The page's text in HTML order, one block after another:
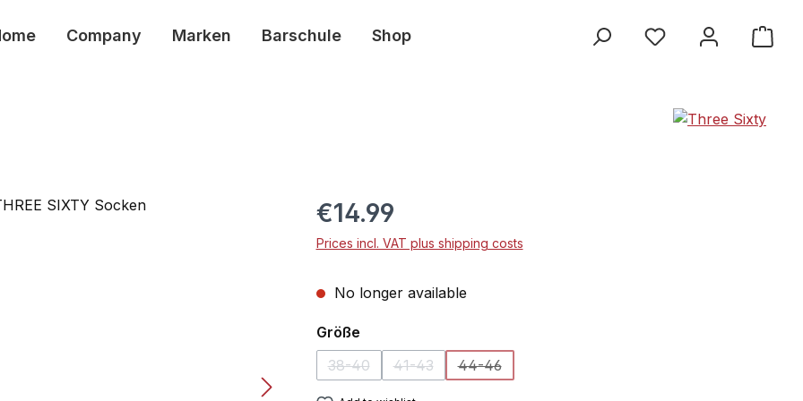
Company Marken Barschule Shop
€14.99
Prices incl. VAT plus shipping costs
No longer available
Select
Größe
38-40
(This option is currently unavailable.)
41-43
(This option is currently unavailable.)
44-46
(This option is currently unavailable.)